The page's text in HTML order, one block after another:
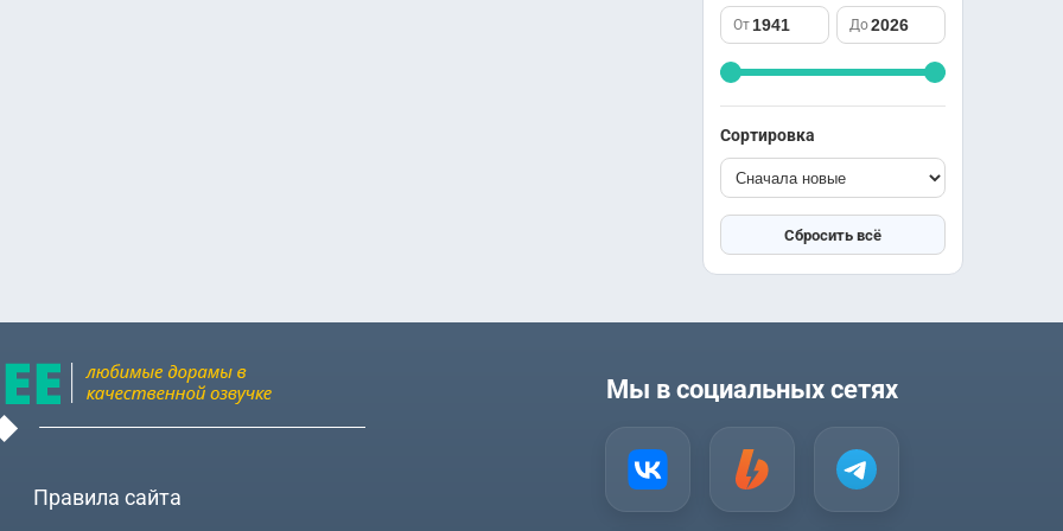
саспенс
спорт
триллер
школа
Южная Корея
Япония
От До
Сортировка
Сбросить всё
Правила сайта
Мы в социальных сетях